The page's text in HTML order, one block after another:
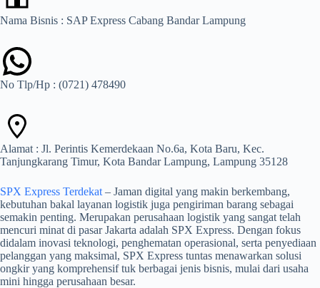
Nama Bisnis : SAP Express Cabang Bandar Lampung
No Tlp/Hp : (0721) 478490
Alamat : Jl. Perintis Kemerdekaan No.6a, Kota Baru, Kec.
Tanjungkarang Timur, Kota Bandar Lampung, Lampung 35128
SPX Express Terdekat – Jaman digital yang makin berkembang,
kebutuhan bakal layanan logistik juga pengiriman barang sebagai
semakin penting. Merupakan perusahaan logistik yang sangat telah
mencuri minat di pasar Jakarta adalah SPX Express. Dengan fokus
didalam inovasi teknologi, penghematan operasional, serta penyediaan
pelanggan yang maksimal, SPX Express tuntas menawarkan solusi
ongkir yang komprehensif tuk berbagai jenis bisnis, mulai dari usaha
mini hingga perusahaan besar.